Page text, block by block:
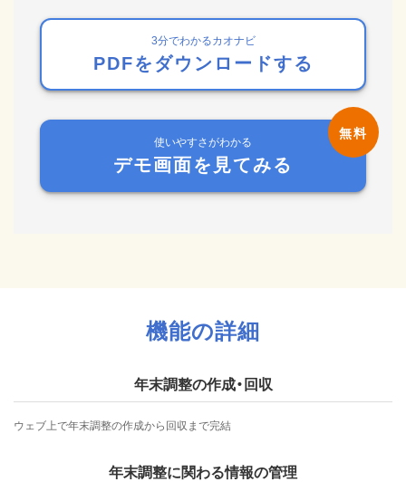
3分でわかるカオナビ
PDFをダウンロードする
使いやすさがわかる
デモ画面を見てみる
機能の詳細
年末調整の作成・回収
ウェブ上で年末調整の作成から回収まで完結
年末調整に関わる情報の管理